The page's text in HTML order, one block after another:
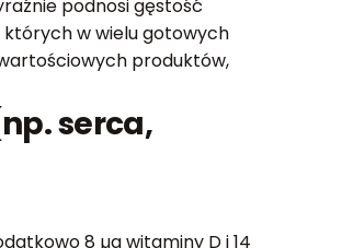
podnosi gęstość
których w wielu gotowych
produktów,
serca,
8 µg witaminy D i 14